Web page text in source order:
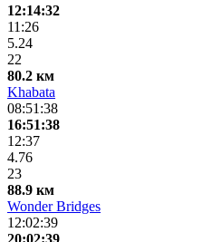
12:14:32
11:26
5.24
22
80.2 км
Khabata
08:51:38
16:51:38
12:37
4.76
23
88.9 км
Wonder Bridges
12:02:39
20:02:39